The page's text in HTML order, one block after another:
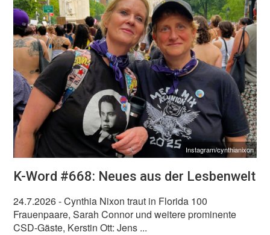
Instagram/cynthianixon
K-Word #668: Neues aus der Lesbenwelt
24.7.2026- Cynthia Nixon traut in Florida 100
Frauenpaare, Sarah Connor und weitere prominente
CSD-Gäste, Kerstin Ott: Jens ...